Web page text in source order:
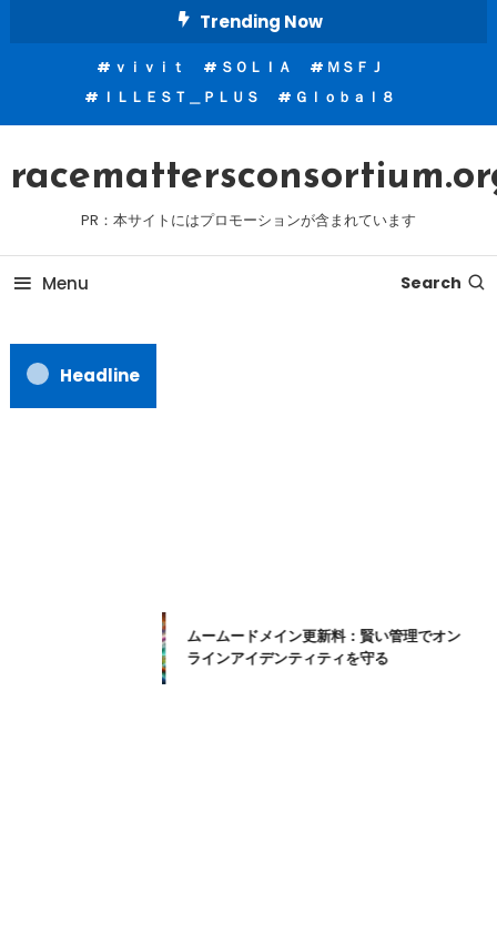
Trending Now
ｖｉｖｉｔ ＳＯＬＩＡ
ＭＳＦＪ
ＩＬＬＥＳＴ＿ＰＬＵＳ
Ｇｌｏｂａｌ８
PR：本サイトにはプロモーションが含まれています
Menu Search
Headline
ムームードメイン更新料：賢い管理でオン
ラインアイデンティティを守る